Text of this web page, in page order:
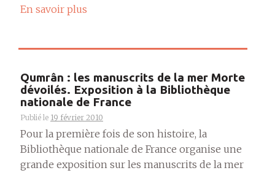
En savoir plus
Qumrân : les manuscrits de la mer Morte
dévoilés. Exposition à la Bibliothèque
nationale de France
Publié le 19 février 2010
Pour la première fois de son histoire, la
Bibliothèque nationale de France organise une
grande exposition sur les manuscrits de la mer